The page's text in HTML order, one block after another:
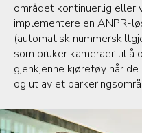
området kontinuerlig eller
implementere en ANPR-
(automatisk
som bruker kameraer til å
gjenkjenne kjøretøy når de
og ut av et